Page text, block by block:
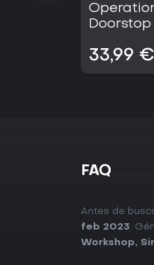
33,99 €
FAQ
Antes de
feb 2023.
Workshop,